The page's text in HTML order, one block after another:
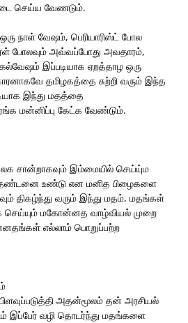
செய்ய வேணடும்.
நாள் வேஷம், பெரியாரிஸ்ட் போல
போலவும் அவ்வப்போது அவதாரம்,
இப்படியாக ஏறத்தாழ ஒரு
தமிழகத்தை சுற்றி வரும் இந்த
இந்து மதத்தை
மன்னிப்பு கேட்க வேண்டும்.
சான்றாகவும் இம்மையில் செய்யு்ம
தண்டனை உண்டு என மனித பிழைகளை
திகழ்ந்து வரும் இந்து மதம், மதங்கள்
செய்யும் மகோன்னத வாழ்வியல் முறை
எல்லாம் பொறுப்பற்ற
அதன்மூலம் தன் அரசியல்
இப்பேர் வழி தொடர்ந்து மதங்களை